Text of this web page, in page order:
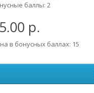
баллы: 2
р.
в бонусных баллах: 15